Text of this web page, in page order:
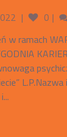
0
w ramach